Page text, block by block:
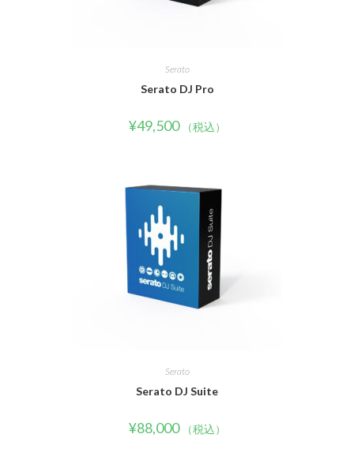
Serato
Serato DJ Pro
¥49,500 （税込）
Serato
Serato DJ Suite
¥88,000 （税込）